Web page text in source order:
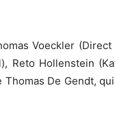
Voeckler (Direct
Reto Hollenstein
De Gendt,